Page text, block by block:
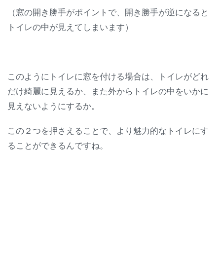
（窓の開き勝手がポイントで、開き勝手が逆になると
トイレの中が見えてしまいます）
このようにトイレに窓を付ける場合は、トイレがどれ
だけ綺麗に見えるか、また外からトイレの中をいかに
見えないようにするか。
この２つを押さえることで、より魅力的なトイレにす
ることができるんですね。